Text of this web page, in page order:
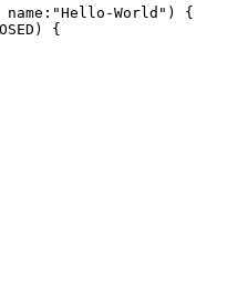
World") {
{